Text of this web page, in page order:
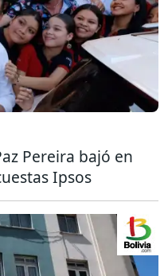
Pereira bajó en
Ipsos